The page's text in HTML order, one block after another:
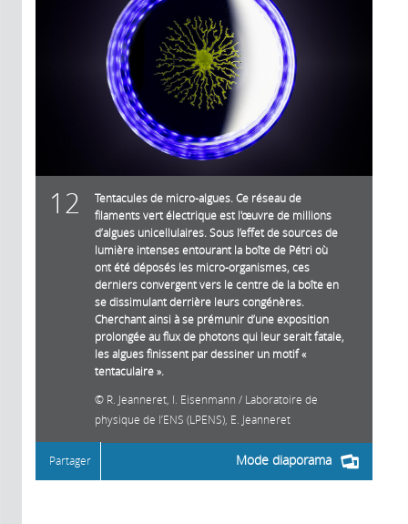
12
Tentacules de micro-algues. Ce réseau de
filaments vert électrique est l'œuvre de millions
d’algues unicellulaires. Sous l’effet de sources de
lumière intenses entourant la boîte de Pétri où
ont été déposés les micro-organismes, ces
derniers convergent vers le centre de la boîte en
se dissimulant derrière leurs congénères.
Cherchant ainsi à se prémunir d’une exposition
prolongée au flux de photons qui leur serait fatale,
les algues finissent par dessiner un motif «
tentaculaire ».
R. Jeanneret, I. Eisenmann / Laboratoire de
physique de l’ENS (LPENS), E. Jeanneret
Mode diaporama
Partager